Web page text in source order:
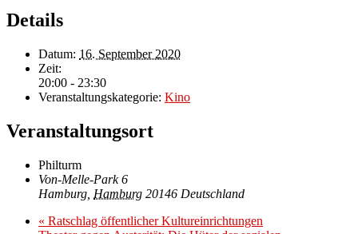
Details
Datum: 16. September 2020
Zeit:
20:00 - 23:30
Veranstaltungskategorie: Kino
Veranstaltungsort
Philturm
Von-Melle-Park 6
Hamburg Hamburg 20146 Deutschland
« Ratschlag öffentlicher Kultureinrichtungen